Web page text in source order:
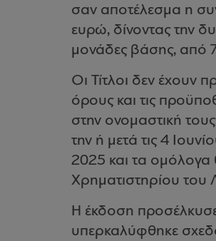
σαν αποτέλεσμα η
ευρώ, δίνοντας την
μονάδες βάσης, από
Οι Τίτλοι δεν έχουν
όρους και τις
στην ονομαστική
την ή μετά τις 4
2025 και τα ομόλογα
Χρηματιστηρίου
Η έκδοση προσέλκυσε
υπερκαλύφθηκε